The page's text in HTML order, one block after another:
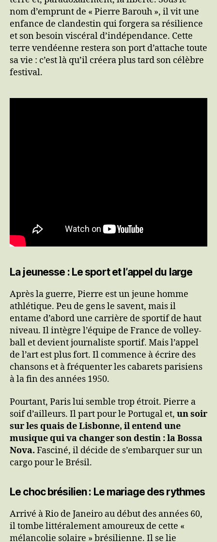
nom d’emprunt de « Pierre Barouh », il vit une
enfance de clandestin qui forgera sa résilience
et son besoin viscéral d’indépendance. Cette
terre vendéenne restera son port d’attache toute
sa vie : c’est là qu’il créera plus tard son célèbre
festival.
La jeunesse : Le sport et l’appel du large
Après la guerre, Pierre est un jeune homme
athlétique. Peu de gens le savent, mais il
entame d’abord une carrière de sportif de haut
niveau. Il intègre l’équipe de France de volley-
ball et devient journaliste sportif. Mais l’appel
de l’art est plus fort. Il commence à écrire des
chansons et à fréquenter les cabarets parisiens
à la fin des années 1950.
Pourtant, Paris lui semble trop étroit. Pierre a
soif d’ailleurs. Il part pour le Portugal et, un soir
sur les quais de Lisbonne, il entend une
musique qui va changer son destin : la Bossa
Nova. Fasciné, il décide de s’embarquer sur un
cargo pour le Brésil.
Le choc brésilien : Le mariage des rythmes
Arrivé à Rio de Janeiro au début des années 60,
il tombe littéralement amoureux de cette «
mélancolie solaire » brésilienne. Il se lie